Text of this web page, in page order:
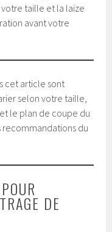
taille et la laize
avant votre
cet article sont
selon votre taille,
le plan de coupe du
recommandations du
DE